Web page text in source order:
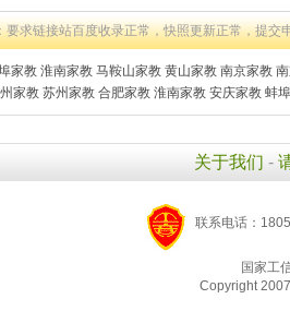
要求链接站百度收录正常，快照更新正常，提
家教 淮南家教 马鞍山家教 黄山家教 南京家教
家教 苏州家教 合肥家教 淮南家教 安庆家教 蚌
关于我们 -
联系电话：
国家工
Copyright